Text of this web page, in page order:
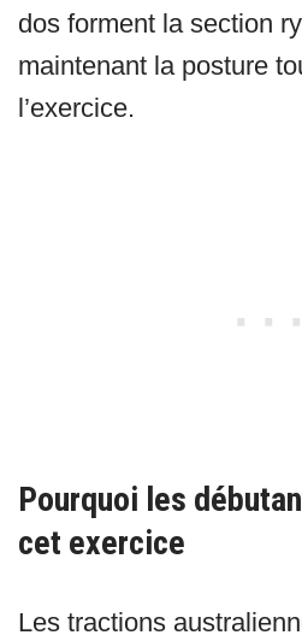
dos forment la section
maintenant la posture
l’exercice.
Pourquoi les
cet exercice
Les tractions